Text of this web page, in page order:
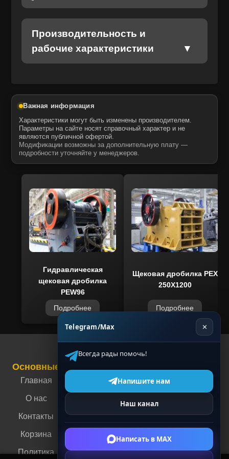
Отправить
Даю своё согласие на обработку персональных данных.
Даю своё согласие на обработку персональных данных.
Производительность и
рабочие характеристики
Важная информация
Характеристики могут быть изменены производителем.
Параметры на сайте носят справочный характер и не
являются публичной офертой.
Модификации возможны за дополнительную плату —
подробности уточняйте у менеджеров.
Гидравлическая
щековая дробилка
PEW96
Подробнее
Щековая дробилка РЕХ
250Х1200
Подробнее
Основные
Главная
О нас
Контакты
Корзина
Политика
г. Москва, ул.
Энергетическая,
г. Пермь, ул.
Мильчакова, 35А
Telegram/Max ✕
Всегда рады помочь!
Напишите нам
Наш канал
Написать в MAX